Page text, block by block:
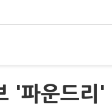
'파운드리